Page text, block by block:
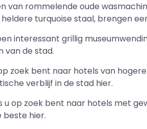
van rommelende oude
turquoise staal, brengen
interessant grillig
van de stad.
zoek bent naar hotels van
verblijf in de stad hier.
u op zoek bent naar hotels met
beste hier.